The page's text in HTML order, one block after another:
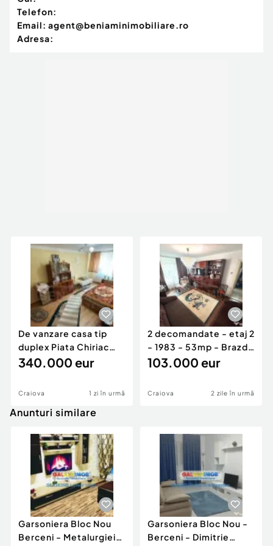
Telefon:
Email: agent@beniaminimobiliare.ro
Adresa:
De vanzare casa tip
duplex Piata Chiriac
222mp
340.000 eur
Craiova 1 zi în urmă
2 decomandate - etaj 2
- 1983 - 53mp - Brazda
lui Novac -...
103.000 eur
Craiova 2 zile în urmă
Anunturi similare
Garsoniera Bloc Nou
Berceni - Metalurgiei
Garsoniera Bloc Nou -
Berceni - Dimitrie